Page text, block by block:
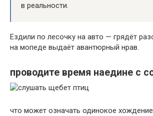
в реальности.
Ездили по лесочку на авто — грядёт
на мопеде выдаёт авантюрный нрав.
проводите время наедине с
что может означать одинокое